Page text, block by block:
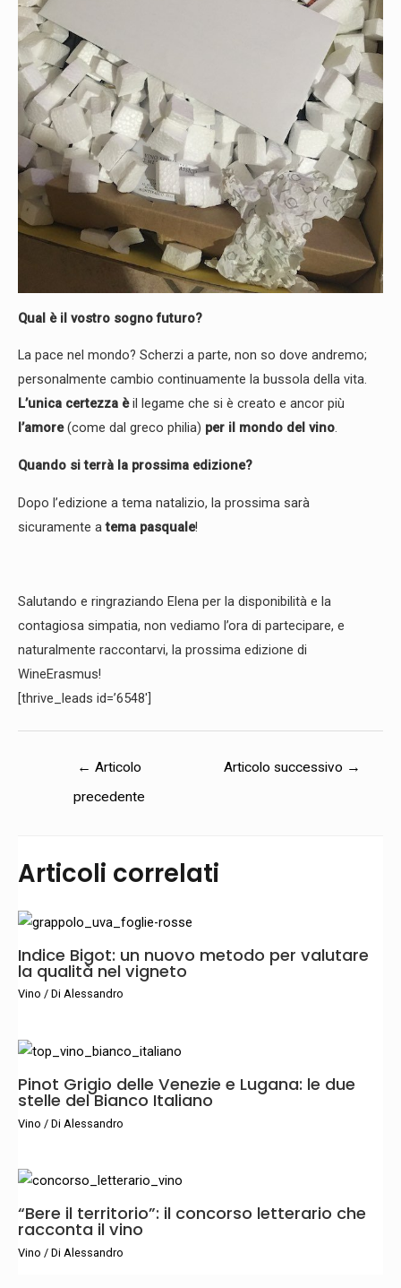
Qual è il vostro sogno futuro?
La pace nel mondo? Scherzi a parte, non so dove andremo;
personalmente cambio continuamente la bussola della vita.
L’unica certezza èil legame che si è creato e ancor più
l’amore(come dal greco philia) per il mondo del vino.
Quando si terrà la prossima edizione?
Dopo l’edizione a tema natalizio, la prossima sarà
sicuramente atema pasquale!
Salutando e ringraziando Elena per la disponibilità e la
contagiosa simpatia, non vediamo l’ora di partecipare, e
naturalmente raccontarvi, la prossima edizione di
WineErasmus!
[thrive_leads id=’6548′]
← Articolo
precedente
Articolo successivo →
Articoli correlati
Indice Bigot: un nuovo metodo per valutare
la qualità nel vigneto
Vino / Di Alessandro
Pinot Grigio delle Venezie e Lugana: le due
stelle del Bianco Italiano
Vino / Di Alessandro
“Bere il territorio”: il concorso letterario che
racconta il vino
Vino / Di Alessandro